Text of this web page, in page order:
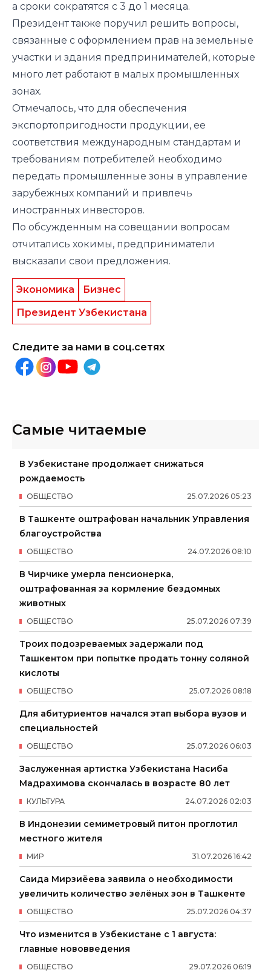
а сроки сократятся с 3 до 1 месяца.
Президент также поручил решить вопросы,
связанные с оформлением прав на земельные
участки и здания предпринимателей, которые
много лет работают в малых промышленных
зонах.
Отмечалось, что для обеспечения
экспортопригодности продукции, ее
соответствия международным стандартам и
требованиям потребителей необходимо
передать промышленные зоны в управление
зарубежных компаний и привлечь
иностранных инвесторов.
По обсужденным на совещании вопросам
отчитались хокимы, предприниматели
высказали свои предложения.
Экономика
Бизнес
Президент Узбекистана
Следите за нами в соц.сетях
Самые читаемые
В Узбекистане продолжает снижаться
рождаемость
25.07.2026 05:23
ОБЩЕСТВО
В Ташкенте оштрафован начальник Управления
благоустройства
24.07.2026 08:10
ОБЩЕСТВО
В Чирчике умерла пенсионерка,
оштрафованная за кормление бездомных
животных
25.07.2026 07:39
ОБЩЕСТВО
Троих подозреваемых задержали под
Ташкентом при попытке продать тонну соляной
кислоты
25.07.2026 08:18
ОБЩЕСТВО
Для абитуриентов начался этап выбора вузов и
специальностей
25.07.2026 06:03
ОБЩЕСТВО
Заслуженная артистка Узбекистана Насиба
Мадрахимова скончалась в возрасте 80 лет
24.07.2026 02:03
КУЛЬТУРА
В Индонезии семиметровый питон проглотил
местного жителя
31.07.2026 16:42
МИР
Саида Мирзиёева заявила о необходимости
увеличить количество зелёных зон в Ташкенте
25.07.2026 04:37
ОБЩЕСТВО
Что изменится в Узбекистане с 1 августа:
главные нововведения
29.07.2026 06:19
ОБЩЕСТВО